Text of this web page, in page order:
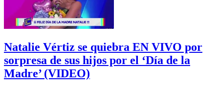
Natalie Vértiz se quiebra EN VIVO por
sorpresa de sus hijos por el ‘Día de la
Madre’ (VIDEO)